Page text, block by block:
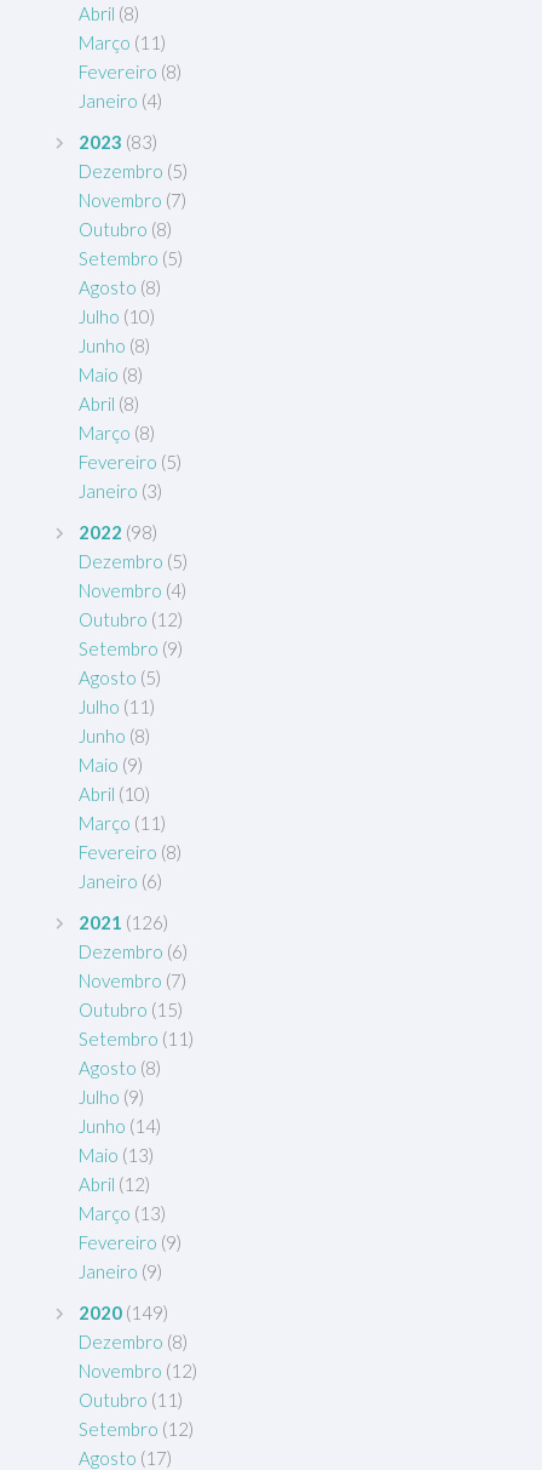
Abril (8)
Março (11)
Fevereiro (8)
Janeiro (4)
2023 (83)
Dezembro (5)
Novembro (7)
Outubro (8)
Setembro (5)
Agosto (8)
Julho (10)
Junho (8)
Maio (8)
Abril (8)
Março (8)
Fevereiro (5)
Janeiro (3)
2022 (98)
Dezembro (5)
Novembro (4)
Outubro (12)
Setembro (9)
Agosto (5)
Julho (11)
Junho (8)
Maio (9)
Abril (10)
Março (11)
Fevereiro (8)
Janeiro (6)
2021 (126)
Dezembro (6)
Novembro (7)
Outubro (15)
Setembro (11)
Agosto (8)
Julho (9)
Junho (14)
Maio (13)
Abril (12)
Março (13)
Fevereiro (9)
Janeiro (9)
2020 (149)
Dezembro (8)
Novembro (12)
Outubro (11)
Setembro (12)
Agosto (17)